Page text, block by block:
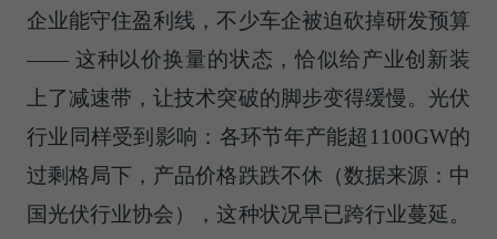
企业能守住盈利线，不少车企被迫砍掉研发预算
—— 这种以价换量的状态，恰似给产业创新装
上了减速带，让技术突破的脚步变得缓慢。光伏
行业同样受到影响：各环节年产能超1100GW的
过剩格局下，产品价格跌跌不休（数据来源：中
国光伏行业协会），这种状况早已跨行业蔓延。